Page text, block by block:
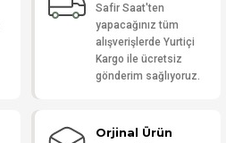
Safir Saat'ten
yapacağınız tüm
alışverişlerde Yurtiçi
Kargo ile ücretsiz
gönderim sağlıyoruz.
Orjinal Ürün